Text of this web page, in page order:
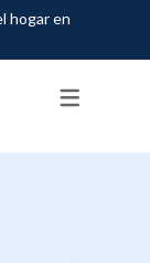
hogar en